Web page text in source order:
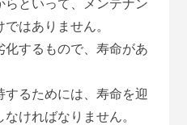
といって、メンテナン
はありません。
するもので、寿命があ
るためには、寿命を迎
ければなりません。